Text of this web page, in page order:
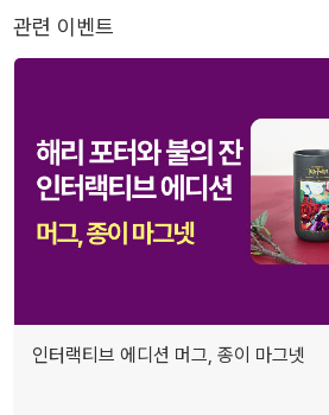
관련 이벤트
인터랙티브 에디션 머그, 종이 마그넷